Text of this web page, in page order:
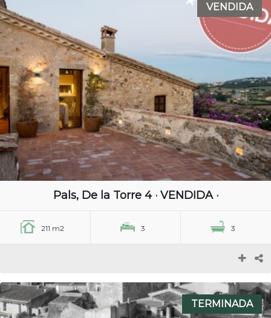
VENDIDA
Pals, De la Torre 4 · VENDIDA ·
211 m2 3 3
TERMINADA